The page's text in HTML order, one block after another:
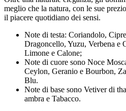
meglio che la natura, con le sue
il piacere quotidiano dei sensi.
Note di testa: Coriandolo,
Dragoncello, Yuzu, Verbena e
Limone e Calone;
Note di cuore sono Noce
Ceylon, Geranio e Bourbon,
Blu.
Note di base sono Vetiver di
ambra e Tabacco.